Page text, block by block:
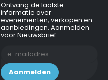
Ontvang de laatste
informatie over
evenementen, verkopen en
aanbiedingen. Aanmelden
voor Nieuwsbrief: